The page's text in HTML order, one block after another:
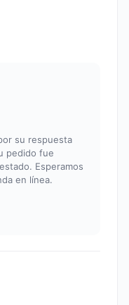
su respuesta
pedido fue
Esperamos
en línea.